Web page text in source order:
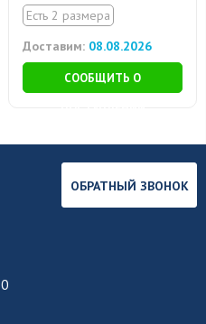
Есть 2 размера
Доставим: 08.08.2026
СООБЩИТЬ О
ОБРАТНЫЙ ЗВОНОК